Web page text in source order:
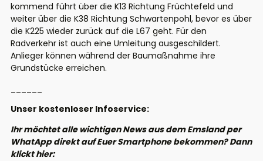
kommend führt über die K13 Richtung Früchtefeld und
weiter über die K38 Richtung Schwartenpohl, bevor es über
die K225 wieder zurück auf die L67 geht. Für den
Radverkehr ist auch eine Umleitung ausgeschildert.
Anlieger können während der Baumaßnahme ihre
Grundstücke erreichen.
Unser kostenloser Infoservice:
Ihr möchtet alle wichtigen News aus dem Emsland per
WhatApp direkt auf Euer Smartphone bekommen? Dann
klickt hier: